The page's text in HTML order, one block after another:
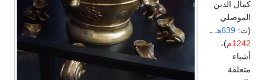
كمال الدين
الموصلي
(ت: 639هـ
ـ
1242م
)،
أشياء
متعلقة